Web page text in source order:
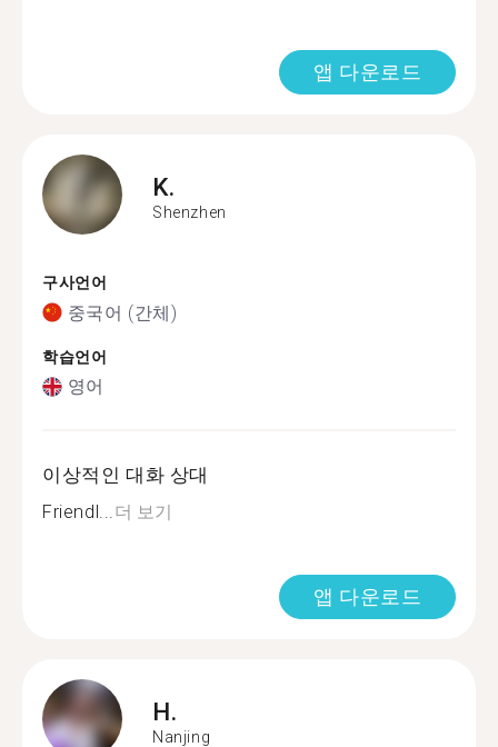
앱 다운로드
K.
Shenzhen
구사언어
중국어 (간체)
학습언어
영어
이상적인 대화 상대
Friendl...더 보기
앱 다운로드
H.
Nanjing